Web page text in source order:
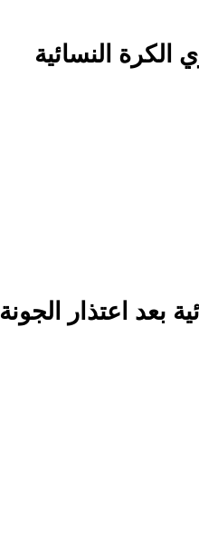
الكرة النسائية
بعد اعتذار الجونة